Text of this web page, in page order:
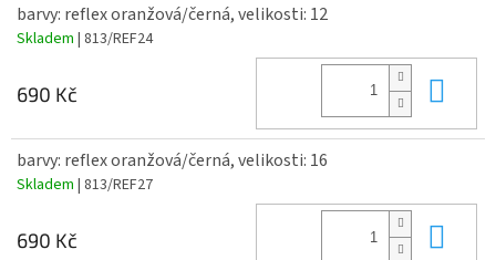
barvy: reflex oranžová/černá, velikosti: 12
Skladem | 813/REF24
690 Kč
barvy: reflex oranžová/černá, velikosti: 16
Skladem | 813/REF27
690 Kč